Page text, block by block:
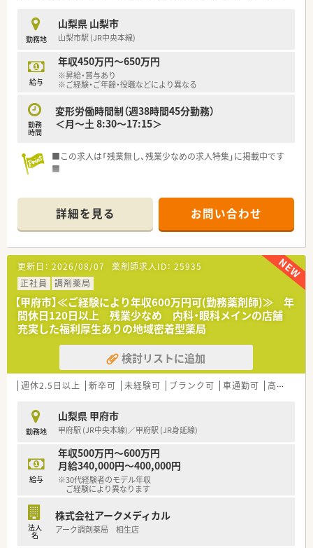
■調剤未経験の方でも、独自のこだわりがない分だけ一から知識
を吸収しやすいとして歓迎しており、40代の方まで相談可能で
す。
■常にスタッフへの恩返しを考えている代表が直接面接を行い、
話し方や性格から社風にマッチするかどうかを見極めていま
す。
【勤務実態について】
■会社全体の残業時間は月平均10時間以下と非常に少なく、仕
事が終わった後のプライベートな時間も大切に過ごせる環境で
■年間休日は120日以上確保されており、曜日の固定休も相談可
能なため、長期的なライフプランも立てやすい勤務体制になりま
間での協力体制があるため、長期旅行を楽しむ社員の方も多いで
す。
■アミボイスやAI音声薬歴システムなどの最新設備を導入する
ことで、業務の効率化と記載内容の充実を同時に実現させていま
す。
■地域の方々が気軽に立ち寄れるカフェ活動や地域活動を通じ
て、地域住民の健康を支えるハブとしての役割を積極的に担って
います。
■ジェネリックの推奨を過度に行わず、患者様の満足度や利便性
を第一に考えた医薬品供給体制を維持する取り組みを行ってい
【法人特徴について】
■吉祥寺エリアにドミナント展開しているため転居を伴う異動
能です。
■全店舗が基準調剤算定施設になっており、最新設備の積極的な
導入によって薬剤師が安全かつ効率的に働ける環境を整えてい
ます。
■薬剤師カフェや子どもカフェといった地域活動を積極的に実
施し、従来の薬局の枠を超えた地域貢献に注力している企業様で
勤務地
山梨県 山梨市
山梨市駅 (JR中央本線)
給与
年収450万円～650万円
※昇給・賞与あり
※ご経験・ご年齢・役職などにより異なる
勤務
時間
変形労働時間制（週38時間45分勤務）
＜月～土 8:30～17:15＞
■この求人は「残業無し、残業少なめの求人特集」に掲載中です
■
ご経験・知識の両面からスキルアップすることができる環境で
す！
詳細を見る お問い合わせ
更新日： 2026/08/07 薬剤師求人ID： 25935
正社員
調剤薬局
【甲府市】≪ご経験により年収600万円可(勤務薬剤師)≫ 年
間休日120日以上 残業少なめ 内科・眼科メインの店舗
充実した福利厚生ありの地域密着型薬局
検討リストに追加
週休2.5日以上 新卒可 未経験可 ブランク可 車通勤可 高給与(600万円以上)
勤務地
山梨県 甲府市
甲府駅 (JR中央本線)／甲府駅 (JR身延線)
給与
年収500万円～600万円
月給340,000円～400,000円
※30代経験者のモデル年収
ご経験により異なります
法人
名
株式会社アークメディカル
アーク調剤薬局 相生店